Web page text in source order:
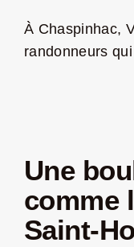
À Chaspinhac,
randonneurs
Une
comme
Saint-